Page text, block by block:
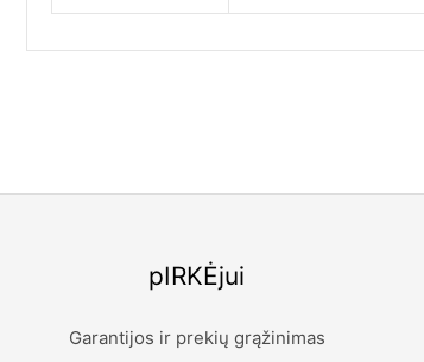
pIRKĖjui
Garantijos ir prekių grąžinimas